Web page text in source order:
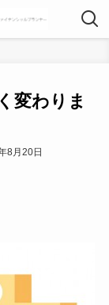
変わりま
8月20日